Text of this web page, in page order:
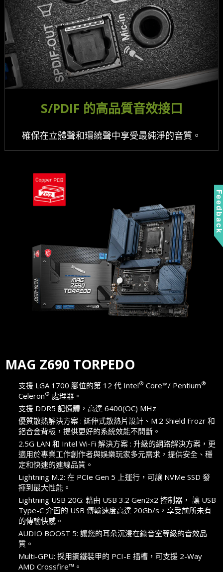
S/PDIF 的高品質音效接口
確保在立體聲和環繞聲中享受最純淨的音質。
MAG Z690 TORPEDO
支援 LGA 1700 腳位的第 12 代 Intel® Core™/ Pentium®
Celeron® 處理器。
支援 DDR5 記憶體，高達 6400(OC) MHz
優質散熱解決方案 : 延伸式散熱片設計、M.2 Shield Frozr 和
鋁合金背板，提供更好的系統效能不間斷。
2.5G LAN 和 Intel Wi-Fi 解決方案 : 升級的網路解決方案，更
適用於專業工作創作者與娛樂玩家多元需求，提供安全、穩
定和快速的連線品質。
Lightning M.2: 在 PCIe Gen 5 上運行，可讓 NVMe SSD 發
揮到最大性能。
Lightning USB 20G: 藉由 USB 3.2 Gen2x2 控制器， 讓 USB
Type-C 介面的 USB 傳輸速度高達 20Gb/s，享受前所未有
的傳輸快感。
AUDIO BOOST 5: 讓您的耳朵沉浸在錄音室等級的音效品
質。
Multi-GPU: 採用鋼鐵裝甲的 PCI-E 插槽，可支援 2-Way
AMD Crossfire™。